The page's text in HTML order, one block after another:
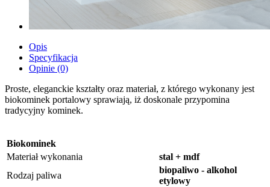
Opis
Specyfikacja
Opinie (0)
Proste, eleganckie kształty oraz materiał, z którego wykonany jest
biokominek portalowy sprawiają, iż doskonale przypomina
tradycyjny kominek.
Biokominek
Materiał wykonania
stal + mdf
Rodzaj paliwa
biopaliwo - alkohol
etylowy